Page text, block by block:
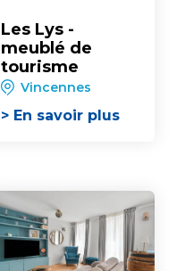
Les Lys -
meublé de
tourisme
Vincennes
> En savoir plus